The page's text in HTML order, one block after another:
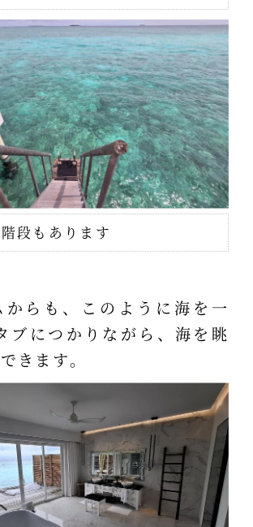
段もあります
からも、このように海を一
ブにつかりながら、海を眺
きます。